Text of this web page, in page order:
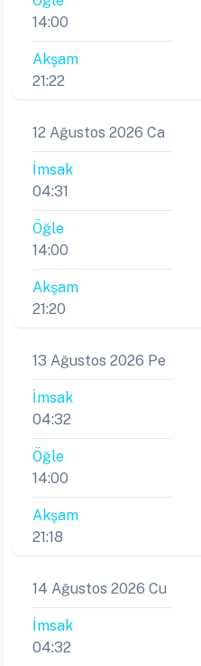
14:00
Akşam
21:22
12 Ağustos 2026 Ca
İmsak
04:31
Öğle
14:00
Akşam
21:20
13 Ağustos 2026 Pe
İmsak
04:32
Öğle
14:00
Akşam
21:18
14 Ağustos 2026 Cu
İmsak
04:32